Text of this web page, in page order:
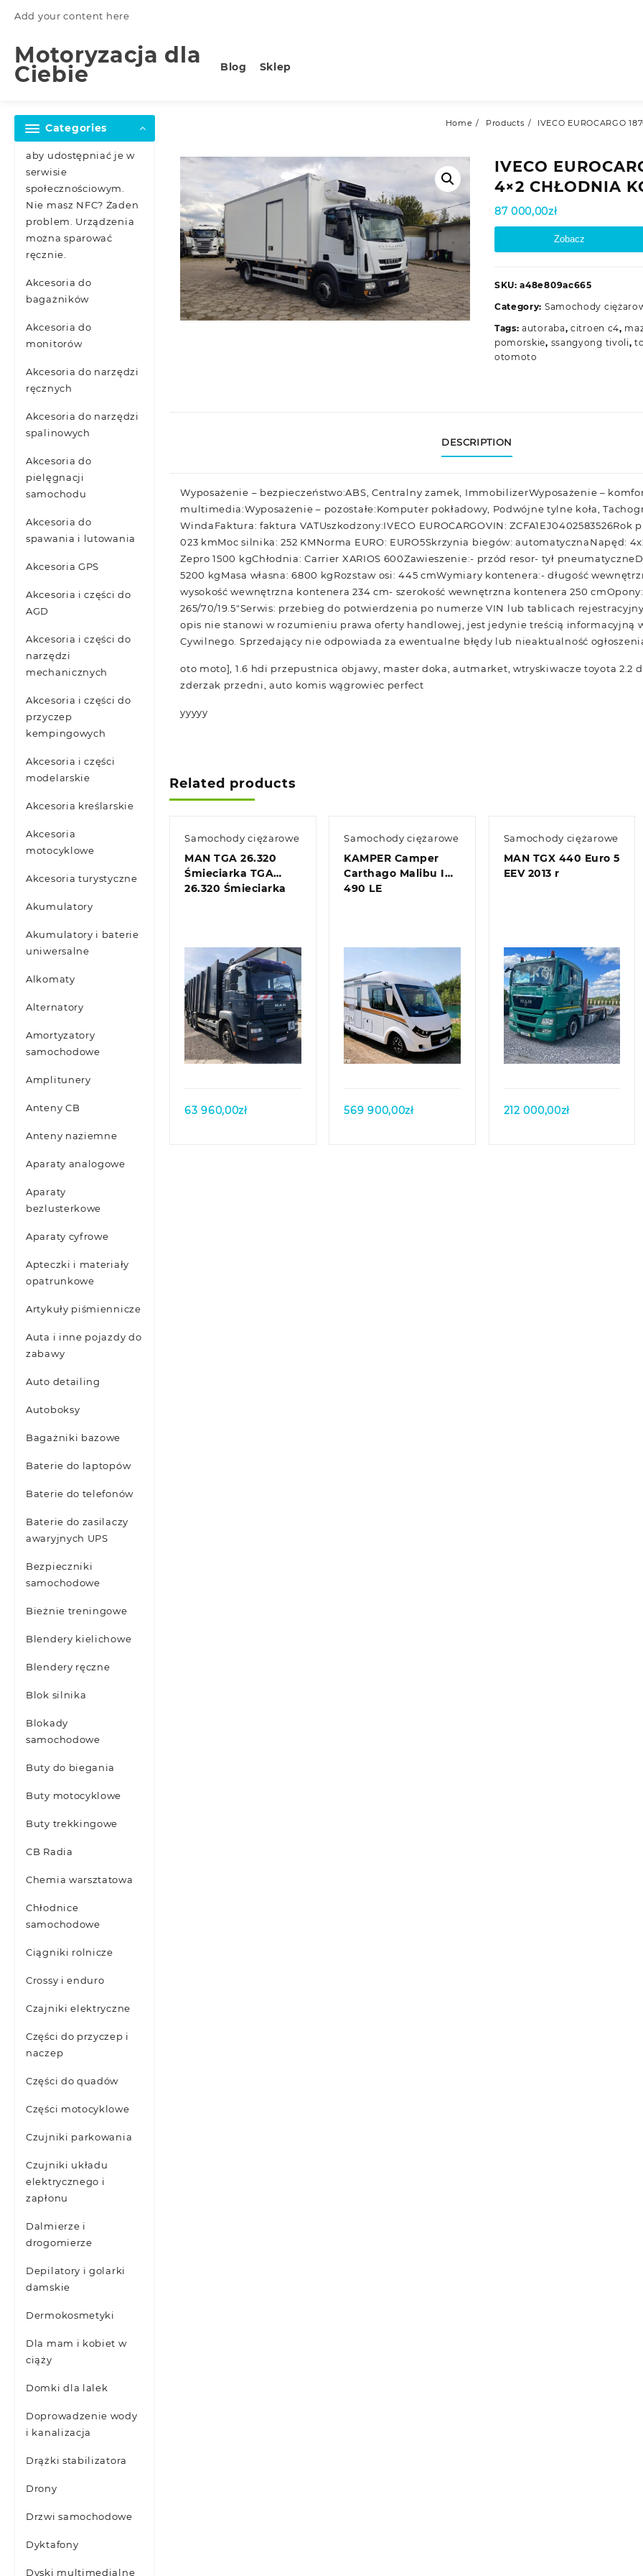
Add your content here
Motoryzacja dla
Ciebie Blog Sklep
Categories
aby udostępniać je w
serwisie
społecznościowym.
Nie masz NFC? Żaden
problem. Urządzenia
można sparować
ręcznie.
Akcesoria do
bagażników
Akcesoria do
monitorów
Akcesoria do narzędzi
ręcznych
Akcesoria do narzędzi
spalinowych
Akcesoria do
pielęgnacji
samochodu
Akcesoria do
spawania i lutowania
Akcesoria GPS
Akcesoria i części do
AGD
Akcesoria i części do
narzędzi
mechanicznych
Akcesoria i części do
przyczep
kempingowych
Akcesoria i części
modelarskie
Akcesoria kreślarskie
Akcesoria
motocyklowe
Akcesoria turystyczne
Akumulatory
Akumulatory i baterie
uniwersalne
Alkomaty
Alternatory
Amortyzatory
samochodowe
Amplitunery
Anteny CB
Anteny naziemne
Aparaty analogowe
Aparaty
bezlusterkowe
Aparaty cyfrowe
Apteczki i materiały
opatrunkowe
Artykuły piśmiennicze
Auta i inne pojazdy do
zabawy
Auto detailing
Autoboksy
Bagażniki bazowe
Baterie do laptopów
Baterie do telefonów
Baterie do zasilaczy
awaryjnych UPS
Bezpieczniki
samochodowe
Bieżnie treningowe
Blendery kielichowe
Blendery ręczne
Blok silnika
Blokady
samochodowe
Buty do biegania
Buty motocyklowe
Buty trekkingowe
CB Radia
Chemia warsztatowa
Chłodnice
samochodowe
Ciągniki rolnicze
Crossy i enduro
Czajniki elektryczne
Części do przyczep i
naczep
Części do quadów
Części motocyklowe
Czujniki parkowania
Czujniki układu
elektrycznego i
zapłonu
Dalmierze i
drogomierze
Depilatory i golarki
damskie
Dermokosmetyki
Dla mam i kobiet w
ciąży
Domki dla lalek
Doprowadzenie wody
i kanalizacja
Drążki stabilizatora
Drony
Drzwi samochodowe
Dyktafony
Dyski multimedialne
Home Products IVECO EUROCARGO
IVECO
4×2 CHŁODNIA
87 000,00zł
Zobacz
SKU:a48e809ac665
Category: Samochody
Tags:autoraba,citroen c4,
pomorskie, ssangyong tivoli,
otomoto
DESCRIPTION
Wyposażenie – bezpieczeństwo:ABS, Centralny zamek, ImmobilizerWyposażenie –
multimedia:Wyposażenie – pozostałe:Komputer pokładowy, Podwójne tylne koła,
WindaFaktura: faktura VATUszkodzony:IVECO EUROCARGOVIN: ZCFA1EJ0402583526Rok
023 kmMoc silnika: 252 KMNorma EURO: EURO5Skrzynia biegów: automatycznaNapęd:
Zepro 1500 kgChłodnia: Carrier XARIOS 600Zawieszenie:- przód resor- tył
5200 kgMasa własna: 6800 kgRozstaw osi: 445 cmWymiary kontenera:- długość
wysokość wewnętrzna kontenera 234 cm- szerokość wewnętrzna kontenera 250
265/70/19.5″Serwis: przebieg do potwierdzenia po numerze VIN lub tablicach
opis nie stanowi w rozumieniu prawa oferty handlowej, jest jedynie treścią informacyjną w
Cywilnego. Sprzedający nie odpowiada za ewentualne błędy lub nieaktualność
oto moto], 1.6 hdi przepustnica objawy, master doka, autmarket, wtryskiwacze toyota 2.2
zderzak przedni, auto komis wągrowiec perfect
yyyyy
Related products
Samochody ciężarowe
MAN TGA 26.320
Śmieciarka TGA
26.320 Śmieciarka
Quick view
63 960,00zł
Samochody ciężarowe
KAMPER Camper
Carthago Malibu I
490 LE
Quick view
569 900,00zł
Samochody ciężarowe
MAN TGX 440 Euro 5
EEV 2013 r
Quick view
212 000,00zł